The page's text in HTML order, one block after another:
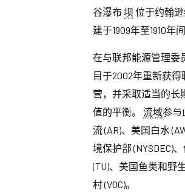
谷瀑布 坝 位于约翰
建于1909年至1910年
在与联邦能源管理委
目于2002年重新获得
营，并采取适当的长
值的平衡。 流域参与
流 (AR)、美国白水
境保护部 (NYSDEC)
(TU)、美国鱼类和野
村 (VOC)。